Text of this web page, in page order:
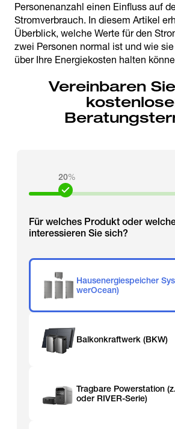
Personenanzahl einen Einfluss auf
Stromverbrauch. In diesem Artikel
Überblick, welche Werte für den
zwei Personen normal ist und wie
über Ihre Energiekosten halten
Vereinbaren
20%
Für welches Produkt oder
interessieren Sie sich?
Hausenergiespeicher
werOcean)
Balkonkraftwerk (BKW)
Tragbare Powerstation
oder RIVER-Serie)